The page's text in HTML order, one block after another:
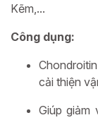
Kẽm,...
Công dụng:
cải thiện
Giúp giảm